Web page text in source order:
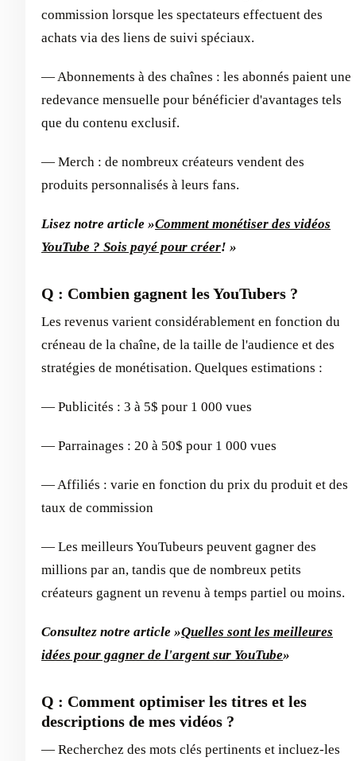
commission lorsque les spectateurs effectuent des
achats via des liens de suivi spéciaux.
— Abonnements à des chaînes : les abonnés paient une
redevance mensuelle pour bénéficier d'avantages tels
que du contenu exclusif.
— Merch : de nombreux créateurs vendent des
produits personnalisés à leurs fans.
Lisez notre article »Comment monétiser des vidéos
YouTube ? Sois payé pour créer! »
Q : Combien gagnent les YouTubers ?
Les revenus varient considérablement en fonction du
créneau de la chaîne, de la taille de l'audience et des
stratégies de monétisation. Quelques estimations :
— Publicités : 3 à 5$ pour 1 000 vues
— Parrainages : 20 à 50$ pour 1 000 vues
— Affiliés : varie en fonction du prix du produit et des
taux de commission
— Les meilleurs YouTubeurs peuvent gagner des
millions par an, tandis que de nombreux petits
créateurs gagnent un revenu à temps partiel ou moins.
Consultez notre article »Quelles sont les meilleures
idées pour gagner de l'argent sur YouTube»
Q : Comment optimiser les titres et les
descriptions de mes vidéos ?
— Recherchez des mots clés pertinents et incluez-les